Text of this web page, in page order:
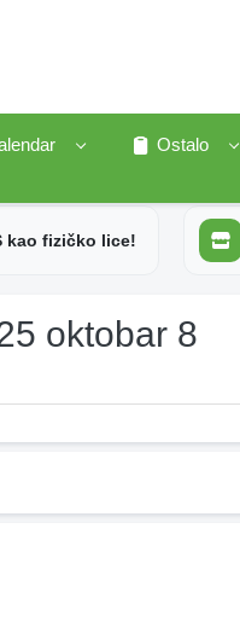
Ostalo
kao fizičko lice!
oktobar 8